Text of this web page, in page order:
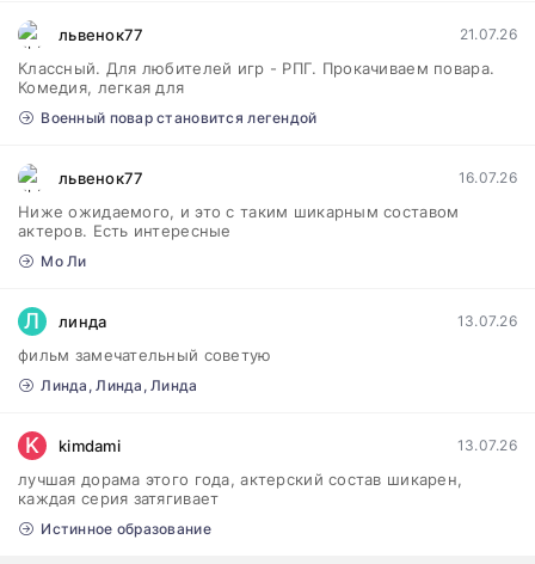
львенок77 21.07.26
Классный. Для любителей игр - РПГ. Прокачиваем повара.
Комедия, легкая для
Военный повар становится легендой
львенок77 16.07.26
Ниже ожидаемого, и это с таким шикарным составом
актеров. Есть интересные
Мо Ли
Л линда 13.07.26
фильм замечательный советую
Линда, Линда, Линда
K kimdami 13.07.26
лучшая дорама этого года, актерский состав шикарен,
каждая серия затягивает
Истинное образование